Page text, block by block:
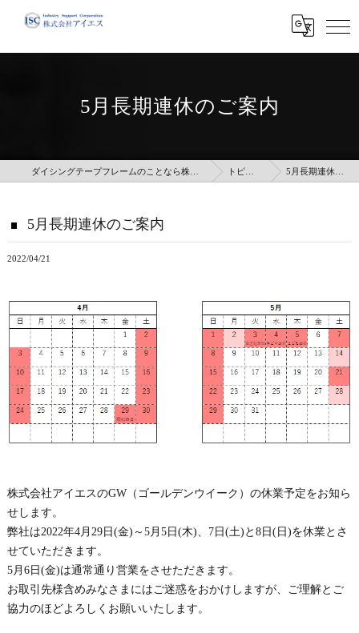
5月長期連休のご案内
ダイシングテープフレームのことなら株式会社アイエス トピックス 5月長期連休のご案内
5月長期連休のご案内
2022/04/21
株式会社アイエスのGW（ゴールデンウイーク）の休業予定をお知ら
せします。
弊社は2022年4月29日(金)～5月5日(木)、7日(土)と8日(日)を休業とさ
せていただきます。
5月6日(金)は通常通り営業をさせただきます。
お取引先様含めみなさまにはご迷惑をおかけしますが、ご理解とご
協力のほどよろしくお願いいたします。